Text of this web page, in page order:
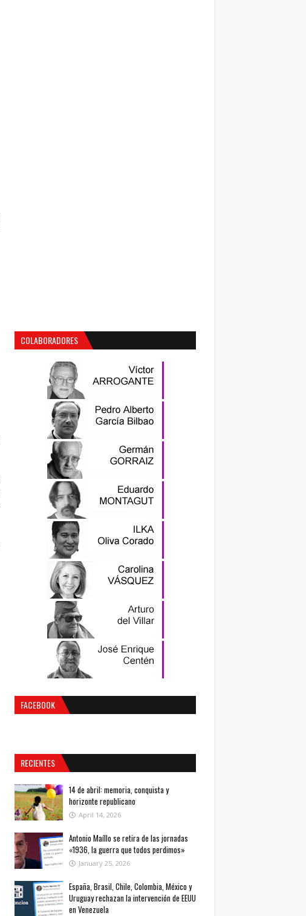
COLABORADORES
FACEBOOK
RECIENTES
14 de abril: memoria, conquista y
horizonte republicano
April 14, 2026
Antonio Maíllo se retira de las jornadas
«1936, la guerra que todos perdimos»
January 25, 2026
España, Brasil, Chile, Colombia, México y
Uruguay rechazan la intervención de EEUU
en Venezuela